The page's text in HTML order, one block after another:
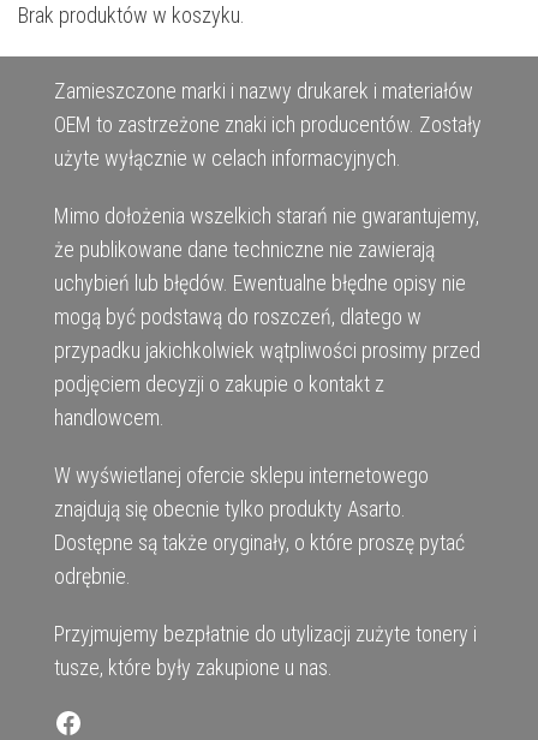
Brak produktów w koszyku.
Zamieszczone marki i nazwy drukarek i materiałów
OEM to zastrzeżone znaki ich producentów. Zostały
użyte wyłącznie w celach informacyjnych.
Mimo dołożenia wszelkich starań nie gwarantujemy,
że publikowane dane techniczne nie zawierają
uchybień lub błędów. Ewentualne błędne opisy nie
mogą być podstawą do roszczeń, dlatego w
przypadku jakichkolwiek wątpliwości prosimy przed
podjęciem decyzji o zakupie o kontakt z
handlowcem.
W wyświetlanej ofercie sklepu internetowego
znajdują się obecnie tylko produkty Asarto.
Dostępne są także oryginały, o które proszę pytać
odrębnie.
Przyjmujemy bezpłatnie do utylizacji zużyte tonery i
tusze, które były zakupione u nas.
Facebook